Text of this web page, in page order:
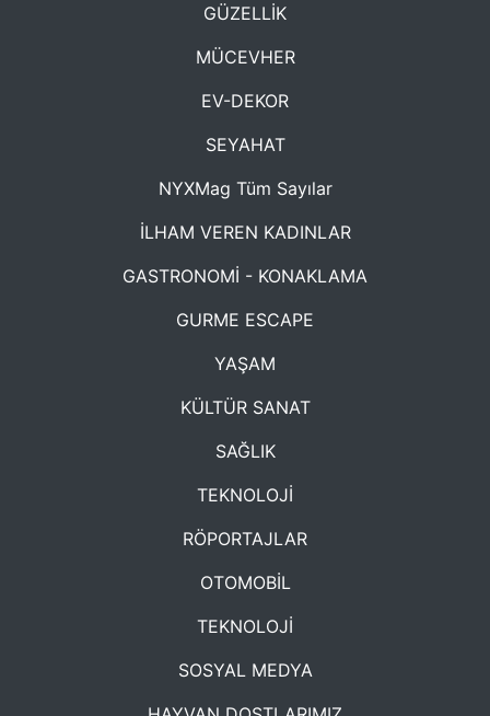
GÜZELLİK
MÜCEVHER
EV-DEKOR
SEYAHAT
NYXMag Tüm Sayılar
İLHAM VEREN KADINLAR
GASTRONOMİ - KONAKLAMA
GURME ESCAPE
YAŞAM
KÜLTÜR SANAT
SAĞLIK
TEKNOLOJİ
RÖPORTAJLAR
OTOMOBİL
TEKNOLOJİ
SOSYAL MEDYA